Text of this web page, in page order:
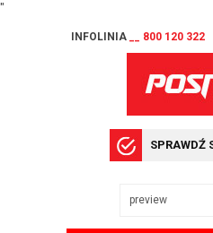
"
INFOLINIA __ 800 120 322
SPRAWDŹ